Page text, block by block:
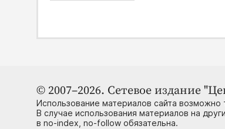
© 2007–2026. Сетевое издание
Использование материалов сайта возможно
В случае использования материалов на
в no-index, no-follow обязательна.